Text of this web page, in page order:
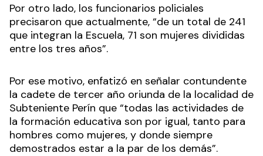
Por otro lado, los funcionarios policiales
precisaron que actualmente, “de un total de 241
que integran la Escuela, 71 son mujeres divididas
entre los tres años”.
Por ese motivo, enfatizó en señalar contundente
la cadete de tercer año oriunda de la localidad de
Subteniente Perín que “todas las actividades de
la formación educativa son por igual, tanto para
hombres como mujeres, y donde siempre
demostrados estar a la par de los demás”.